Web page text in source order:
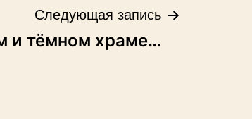
Следующая запись
и тёмном храме…